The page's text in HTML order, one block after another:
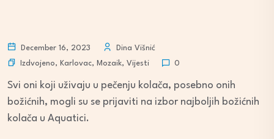
December 16, 2023
Dina Višnić
Izdvojeno, Karlovac, Mozaik, Vijesti 0
Svi oni koji uživaju u pečenju kolača, posebno onih
božićnih, mogli su se prijaviti na izbor najboljih božićnih
kolača u Aquatici.